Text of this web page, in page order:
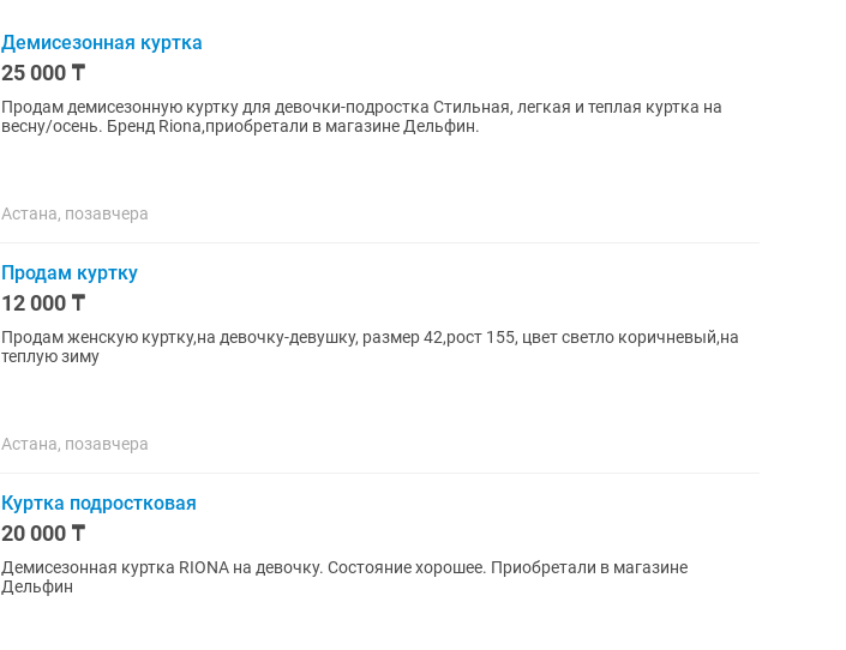
Демисезонная куртка
25 000 ₸
Продам демисезонную куртку для девочки-подростка Стильная, легкая и теплая куртка на
весну/осень. Бренд Riona,приобретали в магазине Дельфин.
Астана, позавчера
Продам куртку
12 000 ₸
Продам женскую куртку,на девочку-девушку, размер 42,рост 155, цвет светло коричневый,на
теплую зиму
Астана, позавчера
Куртка подростковая
20 000 ₸
Демисезонная куртка RIONA на девочку. Состояние хорошее. Приобретали в магазине
Дельфин